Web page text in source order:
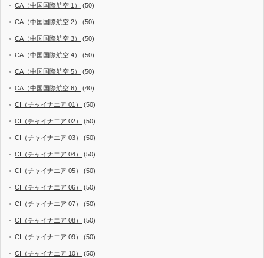
CA（中国国際航空 1） (50)
CA（中国国際航空 2） (50)
CA（中国国際航空 3） (50)
CA（中国国際航空 4） (50)
CA（中国国際航空 5） (50)
CA（中国国際航空 6） (40)
CI（チャイナエア 01） (50)
CI（チャイナエア 02） (50)
CI（チャイナエア 03） (50)
CI（チャイナエア 04） (50)
CI（チャイナエア 05） (50)
CI（チャイナエア 06） (50)
CI（チャイナエア 07） (50)
CI（チャイナエア 08） (50)
CI（チャイナエア 09） (50)
CI（チャイナエア 10） (50)